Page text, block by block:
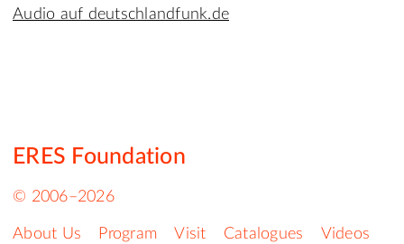
Audio auf deutschlandfunk.de
ERES Foundation
© 2006–2026
About Us Program Visit Catalogues Videos